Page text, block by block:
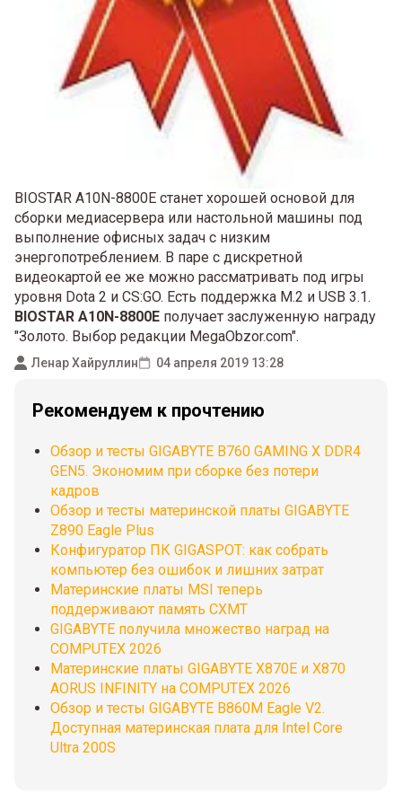
BIOSTAR A10N-8800E станет хорошей основой для
сборки медиасервера или настольной машины под
выполнение офисных задач с низким
энергопотреблением. В паре с дискретной
видеокартой ее же можно рассматривать под игры
уровня Dota 2 и CS:GO. Есть поддержка M.2 и USB 3.1.
BIOSTAR A10N-8800E получает заслуженную награду
"Золото. Выбор редакции MegaObzor.com".
Ленар Хайруллин 04 апреля 2019 13:28
Рекомендуем к прочтению
Обзор и тесты GIGABYTE B760 GAMING X DDR4
GEN5. Экономим при сборке без потери
кадров
Обзор и тесты материнской платы GIGABYTE
Z890 Eagle Plus
Конфигуратор ПК GIGASPOT: как собрать
компьютер без ошибок и лишних затрат
Материнские платы MSI теперь
поддерживают память CXMT
GIGABYTE получила множество наград на
COMPUTEX 2026
Материнские платы GIGABYTE X870E и X870
AORUS INFINITY на COMPUTEX 2026
Обзор и тесты GIGABYTE B860M Eagle V2.
Доступная материнская плата для Intel Core
Ultra 200S